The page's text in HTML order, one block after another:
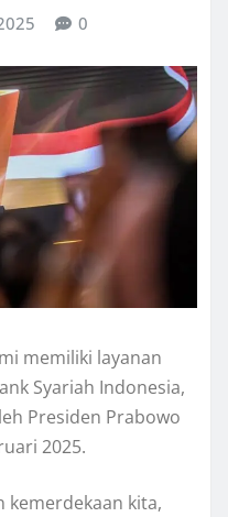
0
memiliki layanan
Syariah Indonesia,
Presiden Prabowo
2025.
kemerdekaan kita,